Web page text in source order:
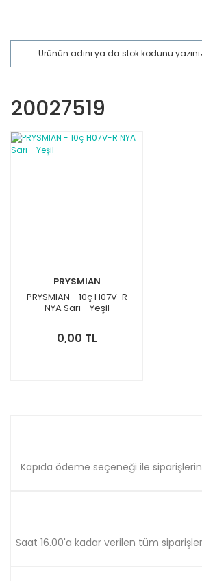
20027519
PRYSMIAN
PRYSMIAN - 10ç H07V-R
NYA Sarı - Yeşil
0,00 TL
Kapıda ödeme seçeneği ile
Saat 16.00'a kadar verilen tüm